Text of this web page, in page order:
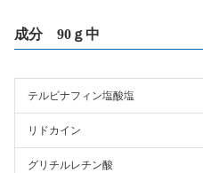
成分 90ｇ中
テルビナフィン塩酸塩
リドカイン
グリチルレチン酸